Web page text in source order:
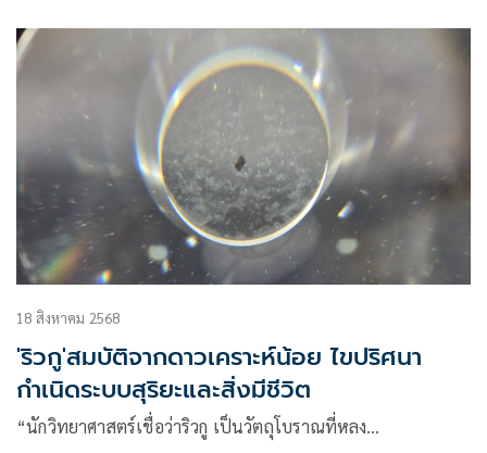
18 สิงหาคม 2568
'ริวกู'สมบัติจากดาวเคราะห์น้อย ไขปริศนา
กำเนิดระบบสุริยะและสิ่งมีชีวิต
“นักวิทยาศาสตร์เชื่อว่าริวกู เป็นวัตถุโบราณที่หลง…